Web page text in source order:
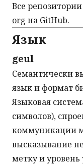
Все
org на GitHub.
Язык
geul
Семантически
язык и формат
Языковая
символов),
коммуникации
высказывание
метку и